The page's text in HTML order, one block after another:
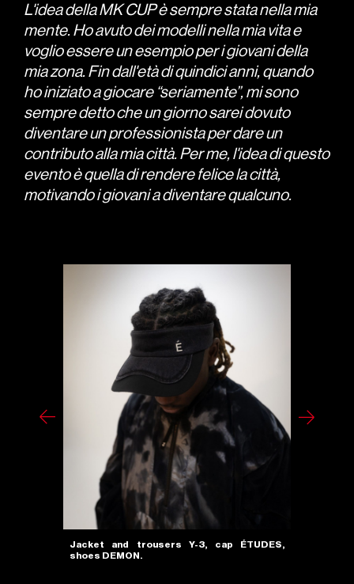
Jacket and trousers Y-3, cap ÉTUDES,
shoes DEMON.
L'idea della MK CUP è sempre stata nella mia
mente. Ho avuto dei modelli nella mia vita e
voglio essere un esempio per i giovani della
mia zona. Fin dall'età di quindici anni, quando
ho iniziato a giocare “seriamente”, mi sono
sempre detto che un giorno sarei dovuto
diventare un professionista per dare un
contributo alla mia città. Per me, l'idea di questo
evento è quella di rendere felice la città,
motivando i giovani a diventare qualcuno.